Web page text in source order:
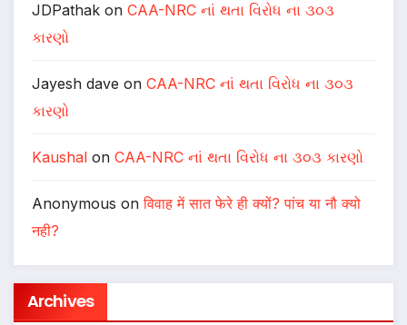
JDPathak on CAA-NRC નાં થતા વિરોધ ના ૩૦૩
કારણો
Jayesh dave on CAA-NRC નાં થતા વિરોધ ના ૩૦૩
કારણો
Kaushal on CAA-NRC નાં થતા વિરોધ ના ૩૦૩ કારણો
Anonymous onविवाह में सात फेरे ही क्यों? पांच या नौ क्यो
नही?
Archives